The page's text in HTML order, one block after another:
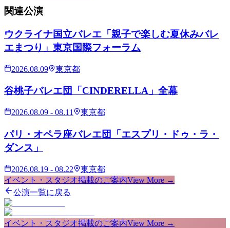
関連公演
ウクライナ国立バレエ「親子で楽しむ夏休みバレ
エまつり」東京国際フォーラム
2026.08.09 東京都
谷桃子バレエ団「CINDERELLA」全幕
2026.08.09 - 08.11 東京都
パリ・オペラ座バレエ団「エスプリ・ドゥ・ラ・
ダンス」
2026.08.19 - 08.22
東京都
イベント・スタジオ掲載のご案内View More →
公演一覧に戻る
イベント・スタジオ掲載のご案内View More →